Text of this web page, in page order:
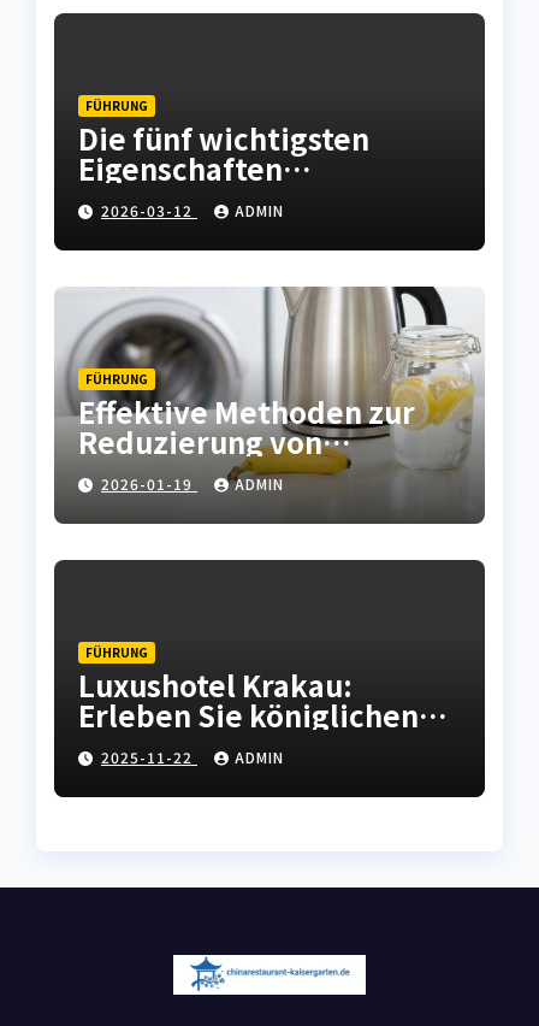
FÜHRUNG
Die fünf wichtigsten
Eigenschaften
hochwertiger
Leiterplatten
2026-03-12 ADMIN
FÜHRUNG
Effektive Methoden zur
Reduzierung von
Kalkablagerungen in
Haushaltsgeräten
2026-01-19 ADMIN
FÜHRUNG
Luxushotel Krakau:
Erleben Sie königlichen
Komfort in der polnischen
Kulturhauptstadt
2025-11-22 ADMIN